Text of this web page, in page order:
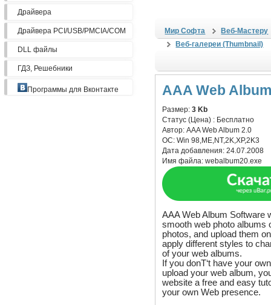
Драйвера
Драйвера PCI/USB/PMCIA/COM
DLL файлы
ГДЗ, Решебники
Программы для Вконтакте
Мир Софта
Веб-Мастеру
Веб-галереи (Thumbnail)
AAA Web
Размер:3 Kb
Статус (Цена) : Бесплатно
Автор:AAA Web Album 2.0
ОС:Win 98,ME,NT,2K,XP,2K3
Дата добавления:24.07.2008
Имя файла:webalbum20.exe
AAA Web Album Software
smooth web photo albums
photos, and upload them
apply different styles to
of your web albums.
If you donТ‘t have your
upload your web album,
website a free and easy
your own Web presence.